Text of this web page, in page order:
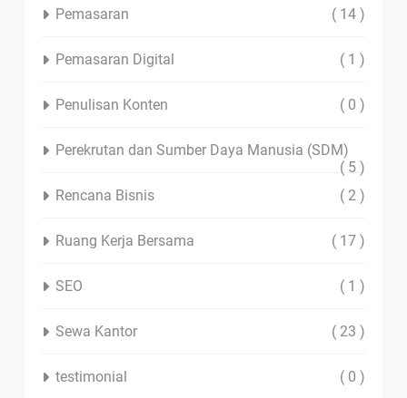
Pemasaran ( 14 )
Pemasaran Digital ( 1 )
Penulisan Konten ( 0 )
Perekrutan dan Sumber Daya Manusia (SDM)
( 5 )
Rencana Bisnis
( 2 )
Ruang Kerja Bersama ( 17 )
SEO ( 1 )
Sewa Kantor ( 23 )
testimonial ( 0 )